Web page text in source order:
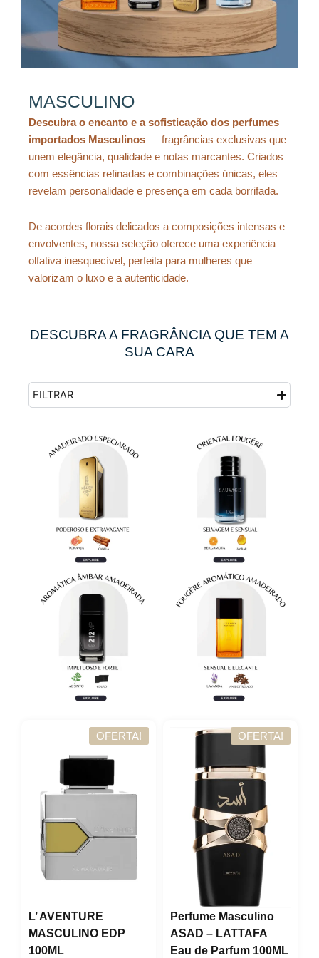
MASCULINO
Descubra o encanto e a sofisticação dos perfumes
importados Masculinos — fragrâncias exclusivas que
unem elegância, qualidade e notas marcantes. Criados
com essências refinadas e combinações únicas, eles
revelam personalidade e presença em cada borrifada.
De acordes florais delicados a composições intensas e
envolventes, nossa seleção oferece uma experiência
olfativa inesquecível, perfeita para mulheres que
valorizam o luxo e a autenticidade.
DESCUBRA A FRAGRÂNCIA QUE TEM A
SUA CARA
FILTRAR
OFERTA!
L’ AVENTURE
MASCULINO EDP
100ML
OFERTA!
Perfume Masculino
ASAD – LATTAFA
Eau de Parfum 100ML